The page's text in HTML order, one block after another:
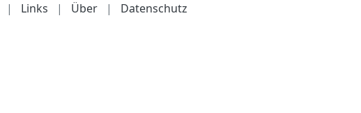
| Links | Über | Datenschutz